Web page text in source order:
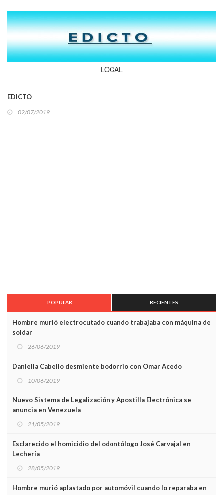
LOCAL
EDICTO
02/07/2019
POPULAR RECIENTES
Hombre murió electrocutado cuando trabajaba con máquina de
soldar
26/06/2019
Daniella Cabello desmiente bodorrio con Omar Acedo
10/06/2019
Nuevo Sistema de Legalización y Apostilla Electrónica se
anuncia en Venezuela
21/05/2019
Esclarecido el homicidio del odontólogo José Carvajal en
Lechería
28/05/2019
Hombre murió aplastado por automóvil cuando lo reparaba en